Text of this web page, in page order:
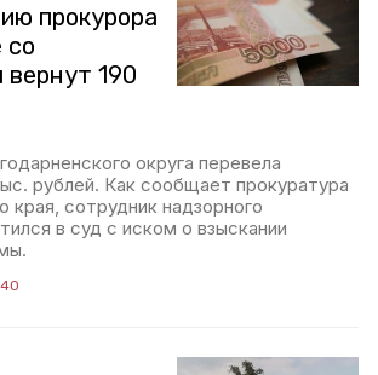
прокурора
со
вернут 190
округа перевела
рублей. Как сообщает прокуратура
края, сотрудник надзорного
в суд с иском о взыскании